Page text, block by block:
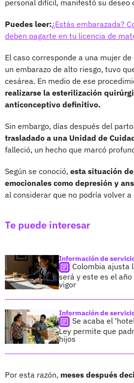
personal difícil, manifestó su deseo
Puedes leer:¿Estás embarazada?
deben pagarte en tu licencia de
El caso corresponde a una mujer
un embarazo de alto riesgo, tuvo
cesárea. En medio de ese
realizarse la esterilización
anticonceptivo definitivo.
Sin embargo, días después del
trasladado a una Unidad de
falleció, un hecho que marcó
Según se conoció, esta situación
emocionales como depresión y
al considerar que no podría volver
Te puede interesar
Información de
Colombia ajusta
será y este es el
vigor
Información de
Se acaba el
Ley permite que
hijos
Por esta razón, meses después